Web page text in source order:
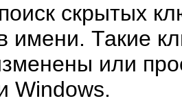
скрытых
имени. Такие
или
Windows.